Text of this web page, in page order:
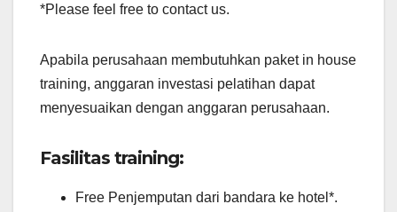
*Please feel free to contact us.
Apabila perusahaan membutuhkan paket in house
training, anggaran investasi pelatihan dapat
menyesuaikan dengan anggaran perusahaan.
Fasilitas training:
Free Penjemputan dari bandara ke hotel*.